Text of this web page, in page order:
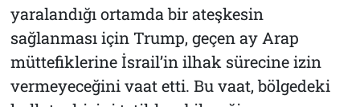
yaralandığı ortamda bir ateşkesin
sağlanması için Trump, geçen ay Arap
müttefiklerine İsrail’in ilhak sürecine izin
vermeyeceğini vaat etti. Bu vaat, bölgedeki